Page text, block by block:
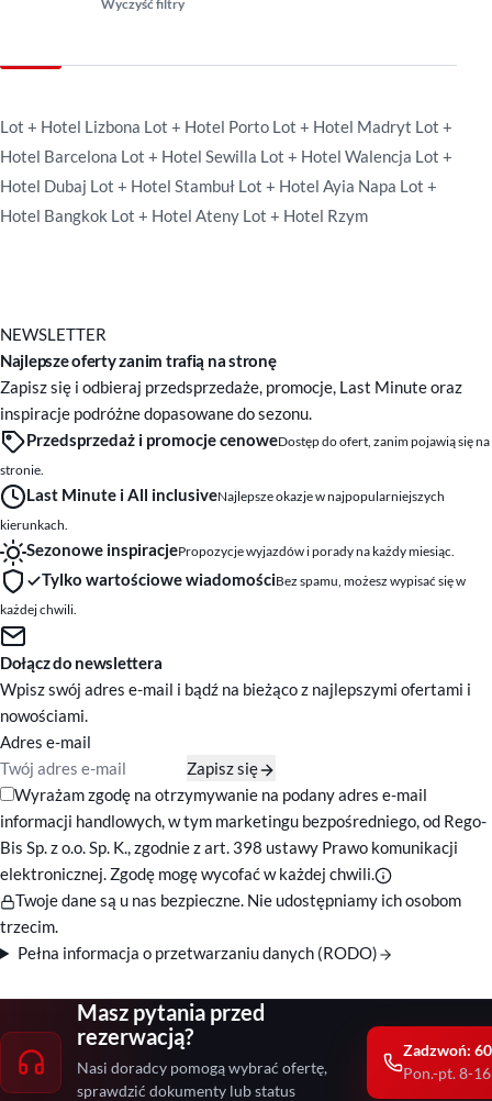
Wyczyść filtry
Lot + Hotel Lizbona Lot + Hotel Porto Lot + Hotel Madryt Lot +
Hotel Barcelona Lot + Hotel Sewilla Lot + Hotel Walencja Lot +
Hotel Dubaj Lot + Hotel Stambuł Lot + Hotel Ayia Napa Lot +
Hotel Bangkok Lot + Hotel Ateny Lot + Hotel Rzym
NEWSLETTER
Najlepsze oferty zanim trafią na stronę
Zapisz się i odbieraj przedsprzedaże, promocje, Last Minute oraz
inspiracje podróżne dopasowane do sezonu.
Przedsprzedaż i promocje cenoweDostęp do ofert, zanim pojawią się na
stronie.
Last Minute i All inclusiveNajlepsze okazje w najpopularniejszych
kierunkach.
Sezonowe inspiracjePropozycje wyjazdów i porady na każdy miesiąc.
Tylko wartościowe wiadomościBez spamu, możesz wypisać się w
każdej chwili.
Dołącz do newslettera
Wpisz swój adres e-mail i bądź na bieżąco z najlepszymi ofertami i
nowościami.
Adres e-mail
Zapisz się
Zgody marketingowe
Wyrażam zgodę na otrzymywanie na podany adres e-mail
informacji handlowych, w tym marketingu bezpośredniego, od Rego-
Bis Sp. z o.o. Sp. K., zgodnie z art. 398 ustawy Prawo komunikacji
elektronicznej. Zgodę mogę wycofać w każdej chwili.
Twoje dane są u nas bezpieczne. Nie udostępniamy ich osobom
trzecim.
Pełna informacja o przetwarzaniu danych (RODO)
Masz pytania przed
rezerwacją?
Nasi doradcy pomogą wybrać ofertę,
sprawdzić dokumenty lub status
Zadzwoń:
Pon.-pt. 8-16